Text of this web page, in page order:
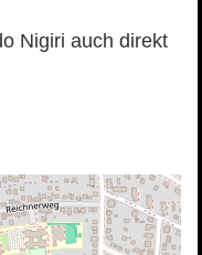
Nigiri auch direkt